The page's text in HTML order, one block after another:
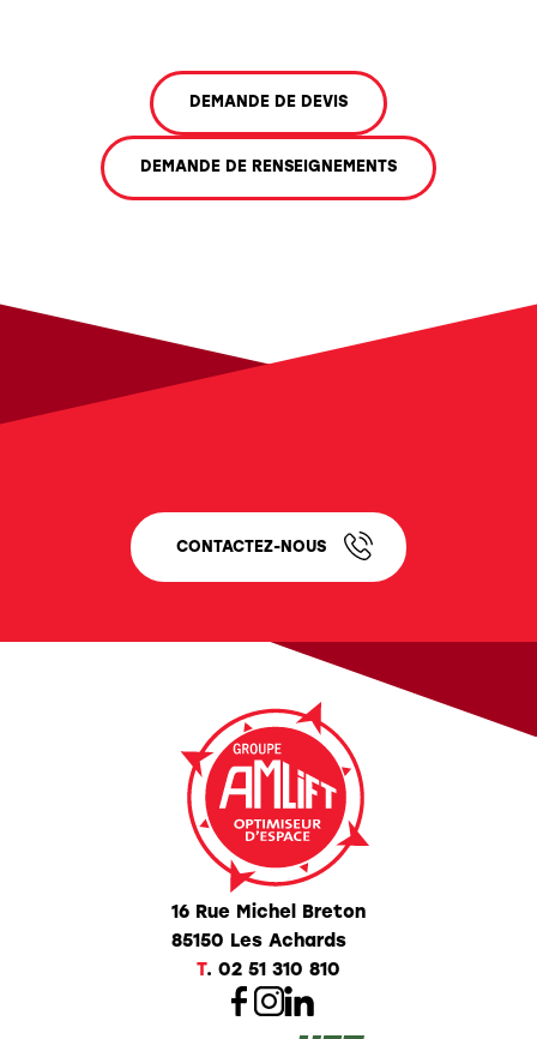
DEMANDE DE DEVIS
DEMANDE DE RENSEIGNEMENTS
CONTACTEZ-NOUS
16 Rue Michel Breton
85150 Les Achards
T. 02 51 310 810